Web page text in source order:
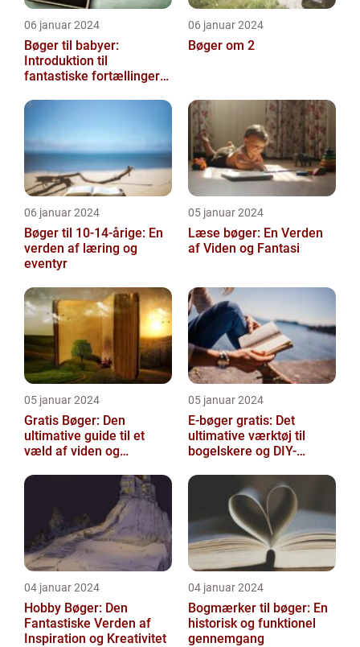
06 januar 2024
Bøger til babyer:
Introduktion til
fantastiske fortællinger
06 januar 2024
Bøger om 2
06 januar 2024
Bøger til 10-14-årige: En
verden af læring og
eventyr
05 januar 2024
Læse bøger: En Verden
af Viden og Fantasi
05 januar 2024
Gratis Bøger: Den
ultimative guide til et
væld af viden og
05 januar 2024
E-bøger gratis: Det
ultimative værktøj til
bogelskere og DIY-
04 januar 2024
Hobby Bøger: Den
Fantastiske Verden af
Inspiration og Kreativitet
04 januar 2024
Bogmærker til bøger: En
historisk og funktionel
gennemgang